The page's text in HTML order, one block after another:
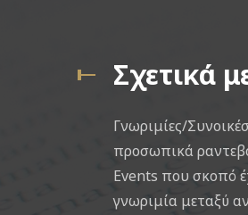
Σχετικά
Γνωριμίες/
προσωπικά
Events που σκοπό
γνωριμία μεταξύ